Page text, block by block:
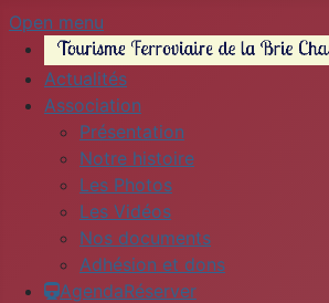
Open menu
Actualités
Association
Présentation
Notre histoire
Les Photos
Les Vidéos
Nos documents
Adhésion et dons
AgendaRéserver